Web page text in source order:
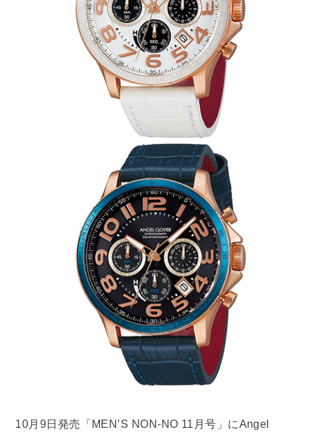
10月9日発売「MEN’S NON-NO 11月号」にAngel